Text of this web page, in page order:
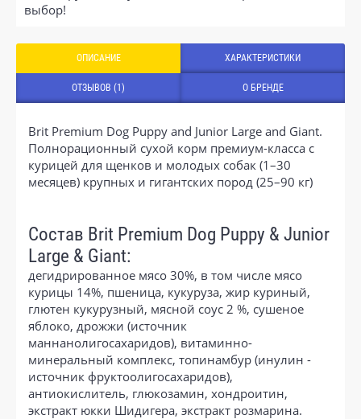
выбор!
ОПИСАНИЕ ХАРАКТЕРИСТИКИ
ОТЗЫВОВ (1) О БРЕНДЕ
Brit Premium Dog Puppy and Junior Large and Giant.
Полнорационный сухой корм премиум-класса с
курицей для щенков и молодых собак (1–30
месяцев) крупных и гигантских пород (25–90 кг)
Состав Brit Premium Dog Puppy & Junior
Large & Giant:
дегидрированное мясо 30%, в том числе мясо
курицы 14%, пшеница, кукуруза, жир куриный,
глютен кукурузный, мясной соус 2 %, сушеное
яблоко, дрожжи (источник
маннанолигосахаридов), витаминно-
минеральный комплекс, топинамбур (инулин -
источник фруктоолигосахаридов),
антиокислитель, глюкозамин, хондроитин,
экстракт юкки Шидигера, экстракт розмарина.